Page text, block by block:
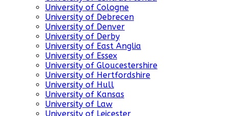
University of Cologne
University of Debrecen
University of Denver
University of Derby
University of East Anglia
University of Essex
University of Gloucestershire
University of Hertfordshire
University of Hull
University of Kansas
University of Law
University of Leicester